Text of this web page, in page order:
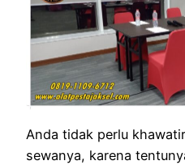
Anda tidak perlu
sewanya, karena